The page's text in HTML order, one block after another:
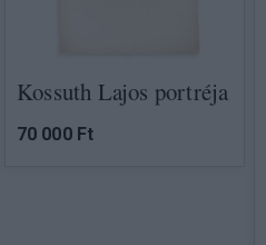
Kossuth Lajos portréja
70 000 Ft